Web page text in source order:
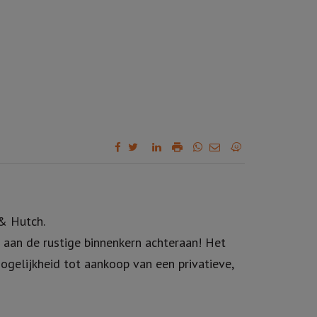
Hutch.
de rustige binnenkern achteraan! Het
tot aankoop van een privatieve,